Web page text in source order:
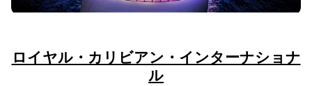
ロイヤル・カリビアン・インターナショナ
ル